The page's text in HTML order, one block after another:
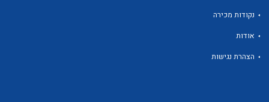
נקודות מכירה
אודות
הצהרת נגישות